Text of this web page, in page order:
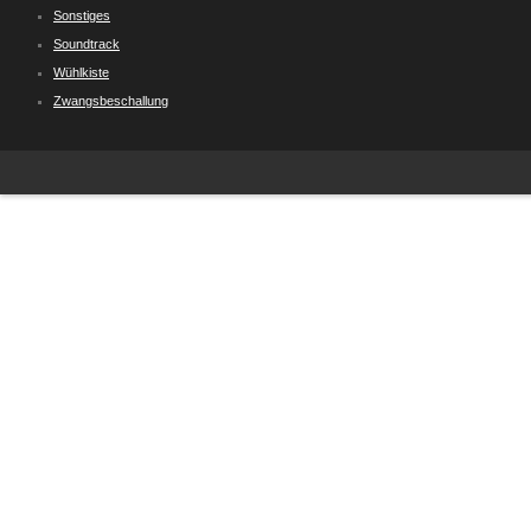
Sonstiges
Soundtrack
Wühlkiste
Zwangsbeschallung